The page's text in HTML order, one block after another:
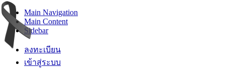
Main Navigation
Main Content
Sidebar
ลงทะเบียน
เข้าสู่ระบบ